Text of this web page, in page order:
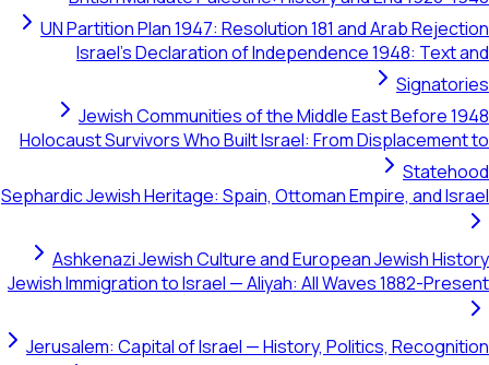
UN Partition Plan 1947: Resolution 181 and Arab Rejection
Israel's Declaration of Independence 1948: Text and
Signatories
Jewish Communities of the Middle East Before 1948
Holocaust Survivors Who Built Israel: From Displacement to
Statehood
Sephardic Jewish Heritage: Spain, Ottoman Empire, and Israel
Ashkenazi Jewish Culture and European Jewish History
Jewish Immigration to Israel — Aliyah: All Waves 1882-Present
Jerusalem: Capital of Israel — History, Politics, Recognition